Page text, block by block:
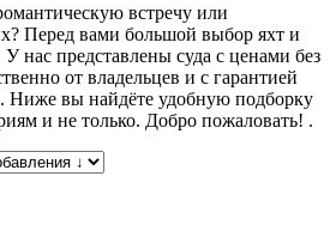
встречу или
Перед вами большой выбор яхт и
нас представлены суда с ценами без
от владельцев и с гарантией
Ниже вы найдёте удобную подборку
и не только. Добро пожаловать! .